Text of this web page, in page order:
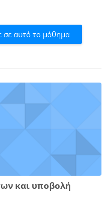
σε αυτό το μάθημα
και υποβολή